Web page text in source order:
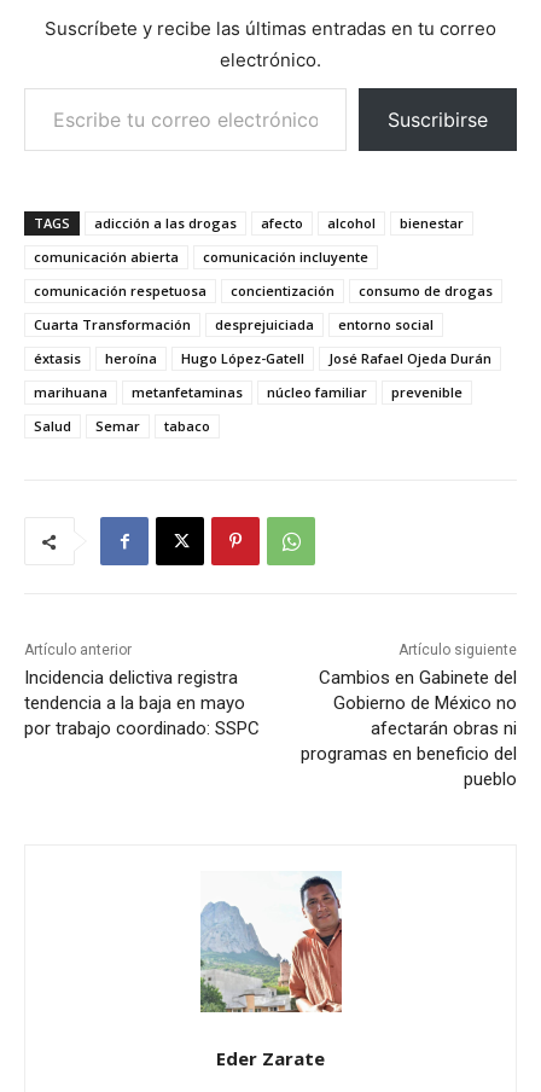
Suscríbete y recibe las últimas entradas en tu correo
electrónico.
Escribe tu correo electrónico…
Suscribirse
TAGS adicción a las drogas afecto alcohol
bienestar
comunicación abierta
comunicación incluyente
comunicación respetuosa
concientización
consumo de drogas
Cuarta Transformación
desprejuiciada
entorno social
éxtasis
heroína Hugo López-Gatell
José Rafael Ojeda Durán
marihuana
metanfetaminas núcleo familiar
prevenible
Salud
Semar tabaco
Artículo anterior
Incidencia delictiva registra
tendencia a la baja en mayo
por trabajo coordinado: SSPC
Artículo siguiente
Cambios en Gabinete del
Gobierno de México no
afectarán obras ni
programas en beneficio del
pueblo
Eder Zarate